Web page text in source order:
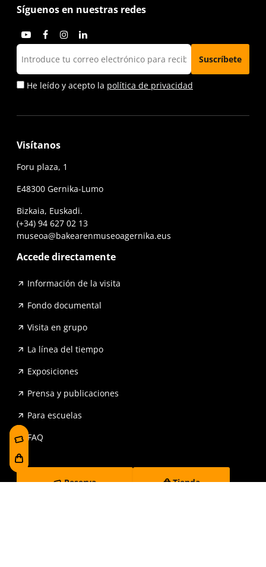
Síguenos en nuestras redes
He leído y acepto la política de privacidad
Visítanos
Foru plaza, 1
E48300 Gernika-Lumo
Bizkaia, Euskadi.
(+34) 94 627 02 13
museoa@bakearenmuseoagernika.eus
Accede directamente
Información de la visita
Fondo documental
Visita en grupo
La línea del tiempo
Exposiciones
Prensa y publicaciones
Para escuelas
FAQ
Reserva Tienda